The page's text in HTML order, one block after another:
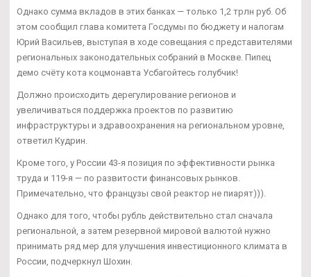
Однако сумма вкладов в этих банках — только 1,2 трлн руб. Об
этом сообщил глава комитета Госдумы по бюджету и налогам
Юрий Васильев, выступая в ходе совещания с представителями
региональных законодательных собраний в Москве. Пипец
демо счёту кота коцмонавта Усбагойтесь голубчик!
Должно происходить дерегулирование регионов и
увеличиваться поддержка проектов по развитию
инфраструктуры и здравоохранения на региональном уровне,
ответил Кудрин.
Кроме того, у России 43-я позиция по эффективности рынка
труда и 119-я — по развитости финансовых рынков.
Примечательно, что французы свой реактор не пиарят))).
Однако для того, чтобы рубль действительно стал сначала
региональной, а затем резервной мировой валютой нужно
принимать ряд мер для улучшения инвестиционного климата в
России, подчеркнул Шохин.